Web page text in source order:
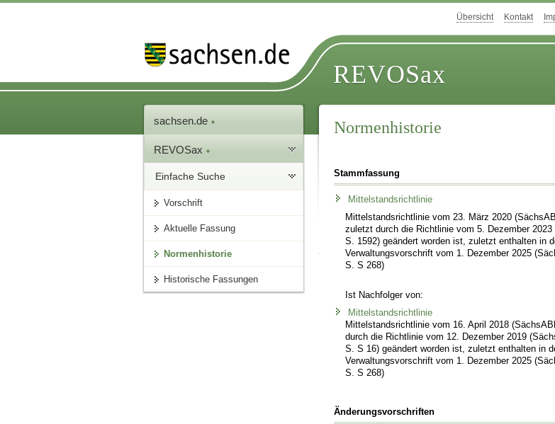
Übersicht Kontakt
REVOSax
sachsen.de
REVOSax
Einfache Suche
Vorschrift
Aktuelle Fassung
Normenhistorie
Historische Fassungen
Normenhistorie
Stammfassung
Mittelstandsrichtlinie
Mittelstandsrichtlinie vom 23. März 2020
zuletzt durch die Richtlinie vom 5. Dezember 2023
S. 1592) geändert worden ist, zuletzt enthalten in
Verwaltungsvorschrift vom 1. Dezember 2025
S. S 268)
Ist Nachfolger von:
Mittelstandsrichtlinie
Mittelstandsrichtlinie vom 16. April 2018
durch die Richtlinie vom 12. Dezember 2019
S. S 16) geändert worden ist, zuletzt enthalten in
Verwaltungsvorschrift vom 1. Dezember 2025
S. S 268)
Änderungsvorschriften